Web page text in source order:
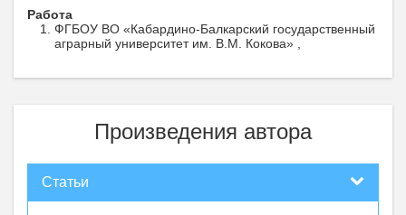
Работа
ФГБОУ ВО «Кабардино-Балкарский государственный
аграрный университет им. В.М. Кокова» ,
Произведения автора
Статьи